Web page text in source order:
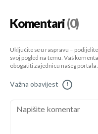
Komentari(0)
Uključite se u raspravu –
svoj pogled na temu. Vaš
obogatiti zajednicu našeg portala.
Važna obavijest !